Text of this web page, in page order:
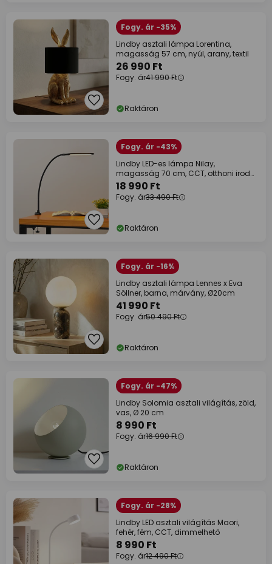
Fogy. ár -35%
Lindby asztali lámpa Lorentina,
magasság 57 cm, nyúl, arany, textil
26 990 Ft
Fogy. ár41 990 Ft
Raktáron
Fogy. ár -43%
Lindby LED-es lámpa Nilay,
magasság 70 cm, CCT, otthoni irodai
használatra
18 990 Ft
Fogy. ár33 490 Ft
Raktáron
Fogy. ár -16%
Lindby asztali lámpa Lennes x Eva
Söllner, barna, márvány, Ø20cm
41 990 Ft
Fogy. ár50 490 Ft
Raktáron
Fogy. ár -47%
Lindby Solomia asztali világítás, zöld,
vas, Ø 20 cm
8 990 Ft
Fogy. ár16 990 Ft
Raktáron
Fogy. ár -28%
Lindby LED asztali világítás Maori,
fehér, fém, CCT, dimmelhető
8 990 Ft
Fogy. ár12 490 Ft